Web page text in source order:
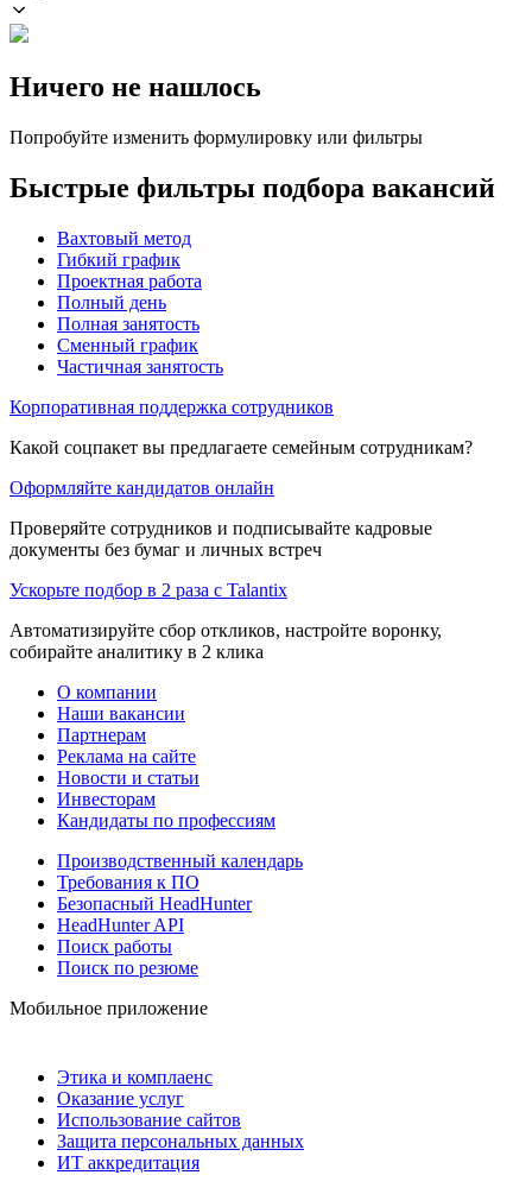
Ничего не нашлось
Попробуйте изменить формулировку или фильтры
Быстрые фильтры подбора вакансий
Вахтовый метод
Гибкий график
Проектная работа
Полный день
Полная занятость
Сменный график
Частичная занятость
Корпоративная поддержка сотрудников
Какой соцпакет вы предлагаете семейным сотрудникам?
Оформляйте кандидатов онлайн
Проверяйте сотрудников и подписывайте кадровые
документы без бумаг и личных встреч
Ускорьте подбор в 2 раза с Talantix
Автоматизируйте сбор откликов, настройте воронку,
собирайте аналитику в 2 клика
О компании
Наши вакансии
Партнерам
Реклама на сайте
Новости и статьи
Инвесторам
Кандидаты по профессиям
Производственный календарь
Требования к ПО
Безопасный HeadHunter
HeadHunter API
Поиск работы
Поиск по резюме
Мобильное приложение
Этика и комплаенс
Оказание услуг
Использование сайтов
Защита персональных данных
ИТ аккредитация